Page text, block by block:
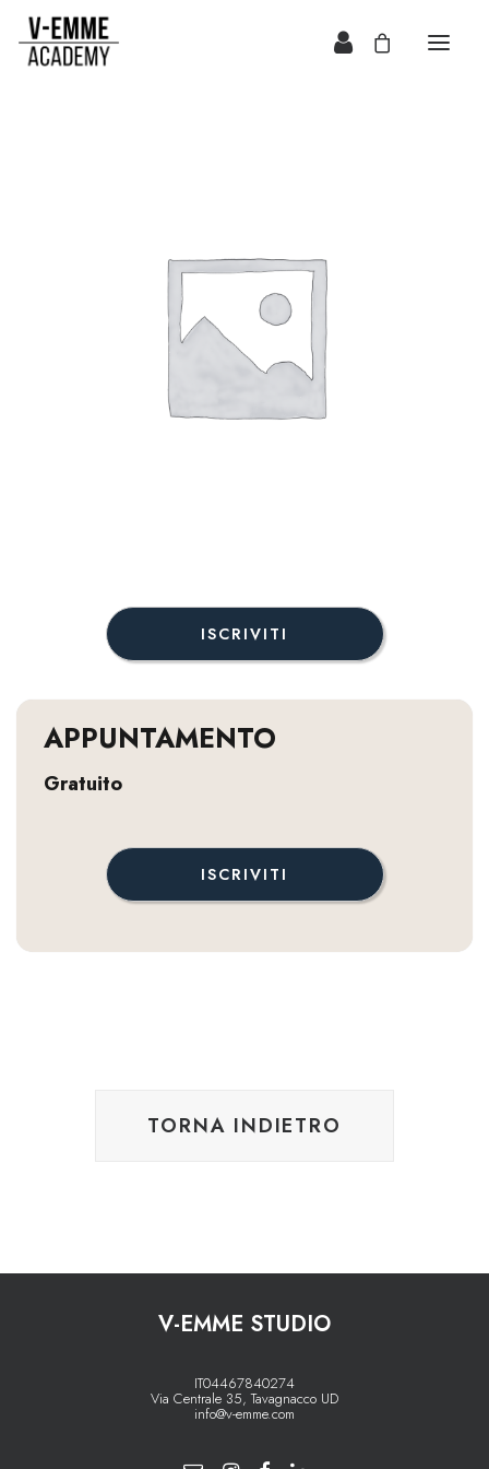
ISCRIVITI
APPUNTAMENTO
Gratuito
ISCRIVITI
V-EMME STUDIO
IT04467840274
Via Centrale 35, Tavagnacco UD
info@v-emme.com